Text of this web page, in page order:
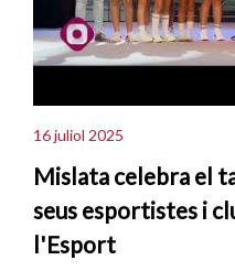
16 juliol 2025
Mislata celebra el
seus esportistes i
l'Esport